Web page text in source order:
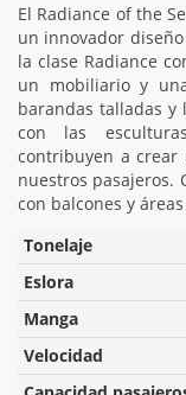
El Radiance of the
un innovador
la clase Radiance
un mobiliario y
barandas talladas y
con las
contribuyen a crear
nuestros pasajeros.
con balcones y
Tonelaje
Eslora
Manga
Velocidad